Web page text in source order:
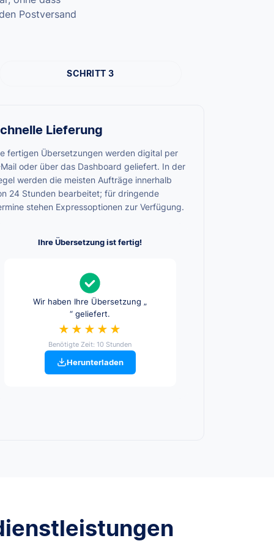
Postversand
SCHRITT 3
Lieferung
fertigen Übersetzungen werden digital per
oder über das Dashboard geliefert. In der
werden die meisten Aufträge innerhalb
24 Stunden bearbeitet; für dringende
stehen Expressoptionen zur Verfügung.
Ihre Übersetzung ist fertig!
Wir haben Ihre Übersetzung „
“ geliefert.
★★★★★
Benötigte Zeit: 10 Stunden
Herunterladen